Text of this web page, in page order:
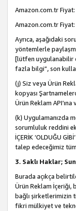
Amazon.com.tr
Amazon.com.tr
Ayrıca, aşağıdaki
yöntemlerle
[lütfen uygulanabilir
fazla bilgi”, son
(j) Siz veya Ürün
kopyası
Ürün Reklam
(k) Uygulamanızda
sorumluluk reddini
İÇERİK ‘OLDUĞU
talep edeceğimiz
3. Saklı Haklar;
Burada açıkça
Ürün Reklam İçeriği,
bağlı şirketlerimizin
fikri mülkiyet ve